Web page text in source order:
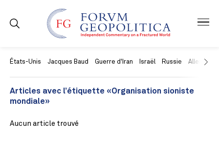
États-Unis Jacques Baud Guerre d'Iran Israël Russie Allemagne
Articles avec l’étiquette «Organisation sioniste
mondiale»
Aucun article trouvé